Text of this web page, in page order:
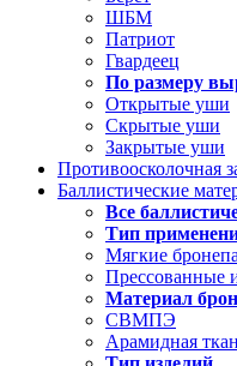
ШБМ
Патриот
Гвардеец
По размеру
Открытые уши
Скрытые уши
Закрытые уши
Противоосколочная
Баллистические
Все
Тип
Мягкие
Прессованные
Материал
СВМПЭ
Арамидная